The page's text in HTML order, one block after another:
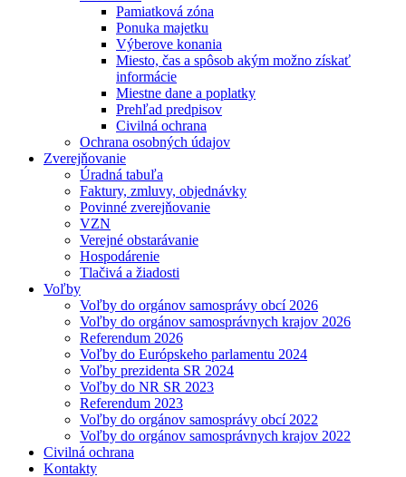
Pamiatková zóna
Ponuka majetku
Výberove konania
Miesto, čas a spôsob akým možno získať
informácie
Miestne dane a poplatky
Prehľad predpisov
Civilná ochrana
Ochrana osobných údajov
Zverejňovanie
Úradná tabuľa
Faktury, zmluvy, objednávky
Povinné zverejňovanie
VZN
Verejné obstarávanie
Hospodárenie
Tlačivá a žiadosti
Voľby
Voľby do orgánov samosprávy obcí 2026
Voľby do orgánov samosprávnych krajov 2026
Referendum 2026
Voľby do Európskeho parlamentu 2024
Voľby prezidenta SR 2024
Voľby do NR SR 2023
Referendum 2023
Voľby do orgánov samosprávy obcí 2022
Voľby do orgánov samosprávnych krajov 2022
Civilná ochrana
Kontakty